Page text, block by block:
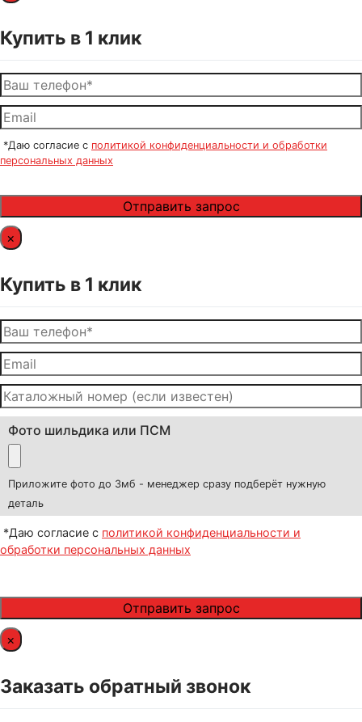
Купить в 1 клик
*Даю согласие с политикой конфиденциальности и обработки
персональных данных
×
Купить в 1 клик
Фото шильдика или ПСМ
Приложите фото до 3мб - менеджер сразу подберёт нужную
деталь
*Даю согласие с политикой конфиденциальности и
обработки персональных данных
×
Заказать обратный звонок